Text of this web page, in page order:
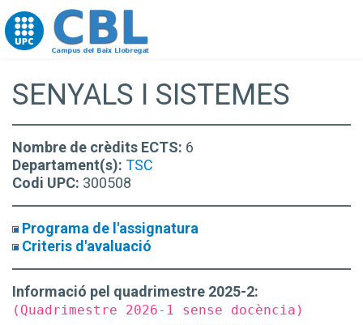
Go to upc.edu
SENYALS I SISTEMES
Nombre de crèdits ECTS: 6
Departament(s): TSC
Codi UPC: 300508
Programa de l'assignatura
Criteris d'avaluació
Informació pel quadrimestre 2025-2:
(Quadrimestre 2026-1 sense docència)